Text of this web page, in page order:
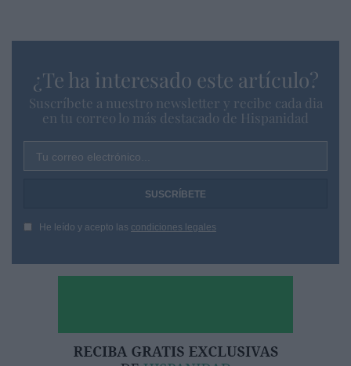
¿Te ha interesado este artículo?
Suscríbete a nuestro newsletter y recibe cada dia
en tu correo lo más destacado de Hispanidad
Tu correo electrónico...
He leído y acepto las condiciones legales